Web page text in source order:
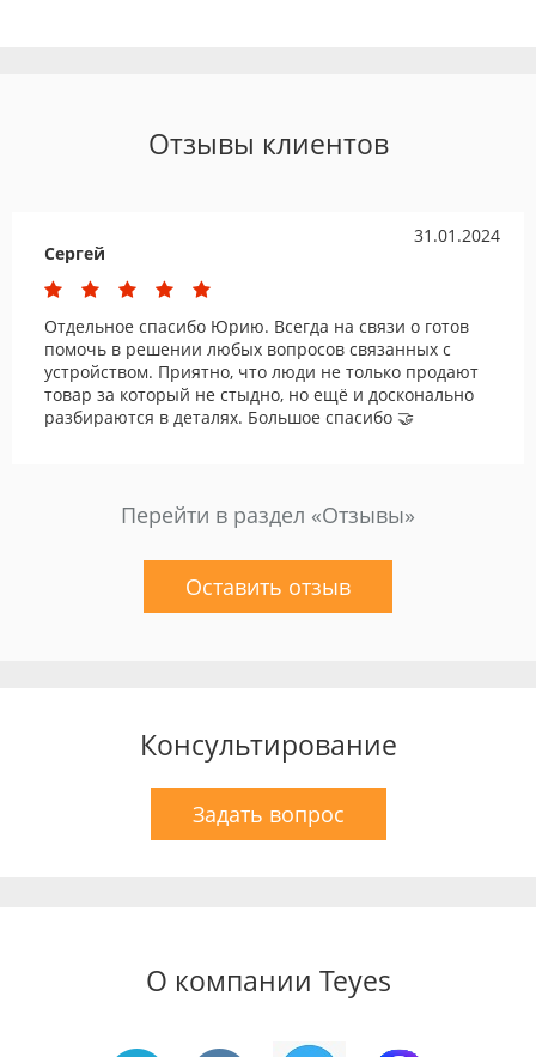
Отзывы клиентов
31.01.2024
Сергей
Отдельное спасибо Юрию. Всегда на связи о готов
помочь в решении любых вопросов связанных с
устройством. Приятно, что люди не только продают
товар за который не стыдно, но ещё и досконально
разбираются в деталях. Большое спасибо 🤝
Перейти в раздел «Отзывы»
Оставить отзыв
Консультирование
Задать вопрос
О компании Teyes